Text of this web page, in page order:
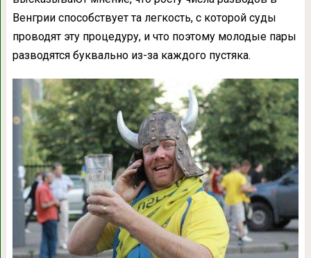
Венгрии способствует та легкость, с которой суды
проводят эту процедуру, и что поэтому молодые пары
разводятся буквально из-за каждого пустяка.